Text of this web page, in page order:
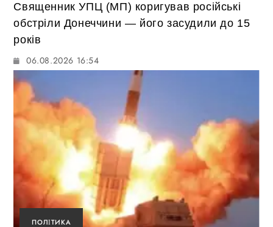
Священник УПЦ (МП) коригував російські
обстріли Донеччини — його засудили до 15
років
06.08.2026 16:54
ПОЛІТИКА